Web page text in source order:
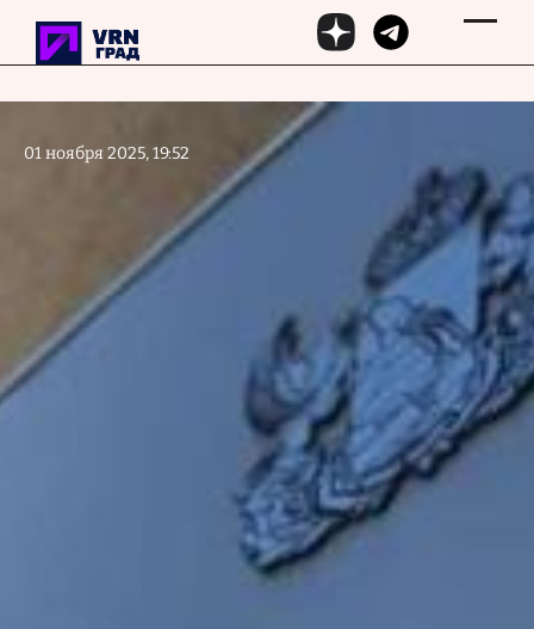
Перейти к основному содержанию
01 ноября 2025, 19:52